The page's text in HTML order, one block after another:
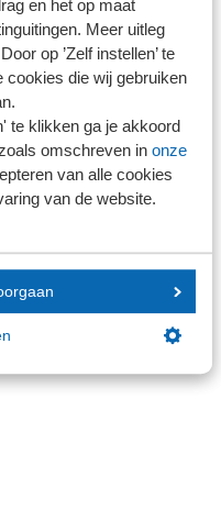
en het op maat
Meer uitleg
op ’Zelf instellen’ te
cookies die wij gebruiken
te klikken ga je akkoord
omschreven in onze
van alle cookies
van de website.
zich heeft
heeft voldaan, is
NBA
van de
kosten zijn voor
accountant dan
zijn bij een
meerwaarde van
de RA- en AA
Fiscaal
leden zijn
1.630 p.p. gerekend
wordt €
wordt
voor accountants die
aangesloten